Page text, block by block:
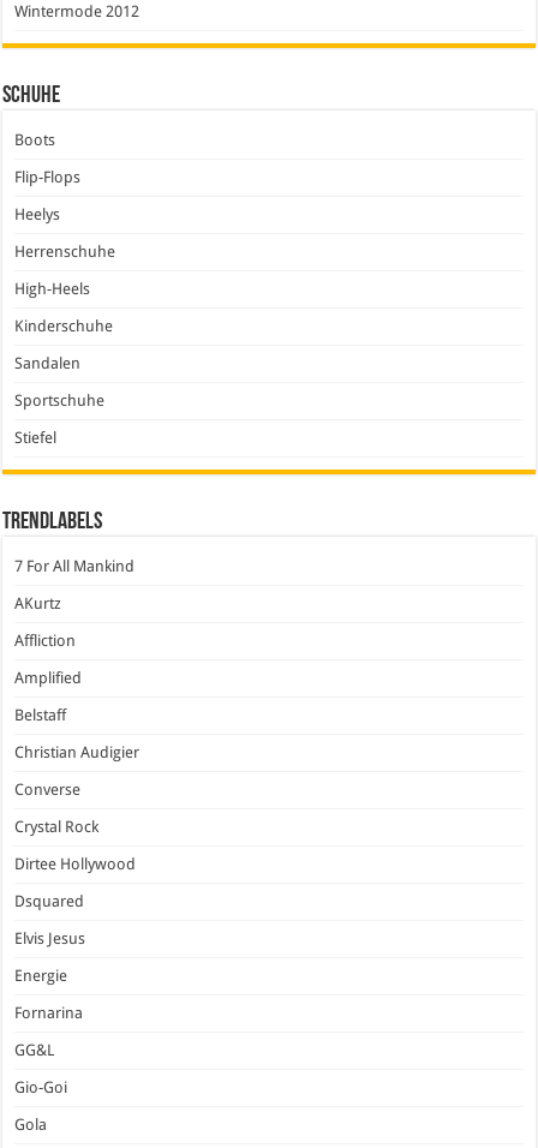
Wintermode 2012
Schuhe
Boots
Flip-Flops
Heelys
Herrenschuhe
High-Heels
Kinderschuhe
Sandalen
Sportschuhe
Stiefel
Trendlabels
7 For All Mankind
AKurtz
Affliction
Amplified
Belstaff
Christian Audigier
Converse
Crystal Rock
Dirtee Hollywood
Dsquared
Elvis Jesus
Energie
Fornarina
GG&L
Gio-Goi
Gola